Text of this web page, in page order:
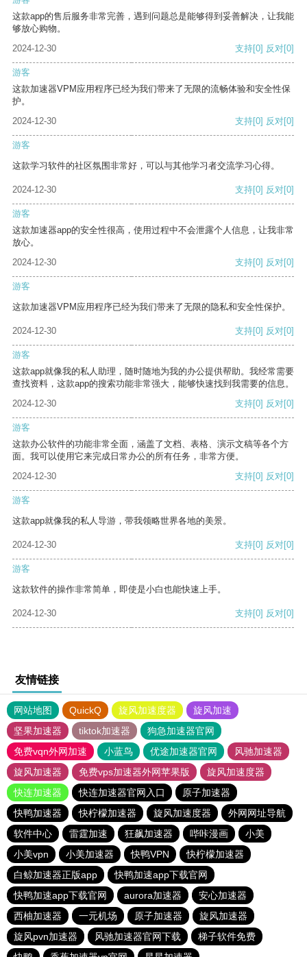
这款app的售后服务非常完善，遇到问题总是能够得到妥善解决，让我能
够放心购物。
2024-12-30
支持[0] 反对[0]
游客
这款加速器VPM应用程序已经为我们带来了无限的流畅体验和安全性保
护。
2024-12-30
支持[0] 反对[0]
游客
这款学习软件的社区氛围非常好，可以与其他学习者交流学习心得。
2024-12-30 支持[0] 反对[0]
游客
这款加速器app的安全性很高，使用过程中不会泄露个人信息，让我非常
放心。
2024-12-30
支持[0] 反对[0]
游客
这款加速器VPM应用程序已经为我们带来了无限的隐私和安全性保护。
2024-12-30 支持[0] 反对[0]
游客
这款app就像我的私人助理，随时随地为我的办公提供帮助。我经常需要
查找资料，这款app的搜索功能非常强大，能够快速找到我需要的信息。
2024-12-30
支持[0] 反对[0]
游客
这款办公软件的功能非常全面，涵盖了文档、表格、演示文稿等各个方
面。我可以使用它来完成日常办公的所有任务，非常方便。
2024-12-30
支持[0] 反对[0]
游客
这款app就像我的私人导游，带我领略世界各地的美景。
2024-12-30 支持[0] 反对[0]
游客
这款软件的操作非常简单，即使是小白也能快速上手。
2024-12-30 支持[0] 反对[0]
友情链接
网站地图 QuickQ 旋风加速度器
旋风加速
坚果加速器
tiktok加速器
狗急加速器官网
免费vqn外网加速
小蓝鸟 优途加速器官网
风驰加速器
旋风加速器
免费vps加速器外网苹果版
旋风加速度器
快连加速器
快连加速器官网入口
原子加速器
快鸭加速器
快柠檬加速器 旋风加速度器
外网网址导航
软件中心
雷霆加速 狂飙加速器 哔咔漫画
小美
小美vpn
小美加速器 快鸭VPN
快柠檬加速器
白鲸加速器正版app
快鸭加速app下载官网
快鸭加速app下载官网
aurora加速器
安心加速器
西柚加速器
一元机场 原子加速器
旋风加速器
旋风pvn加速器
风驰加速器官网下载
梯子软件免费